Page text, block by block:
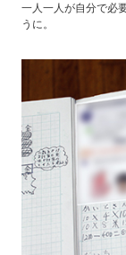
一人一人が自分で必
うに。